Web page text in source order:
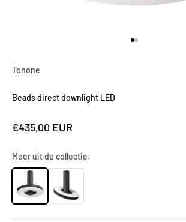
Tonone
Beads direct downlight LED
Aanbiedingsprijs
€435,00 EUR
Meer uit de collectie: